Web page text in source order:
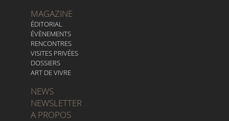
MAGAZINE
ÉDITORIAL
ÉVÈNEMENTS
RENCONTRES
VISITES PRIVÉES
DOSSIERS
ART DE VIVRE
NEWS
NEWSLETTER
A PROPOS